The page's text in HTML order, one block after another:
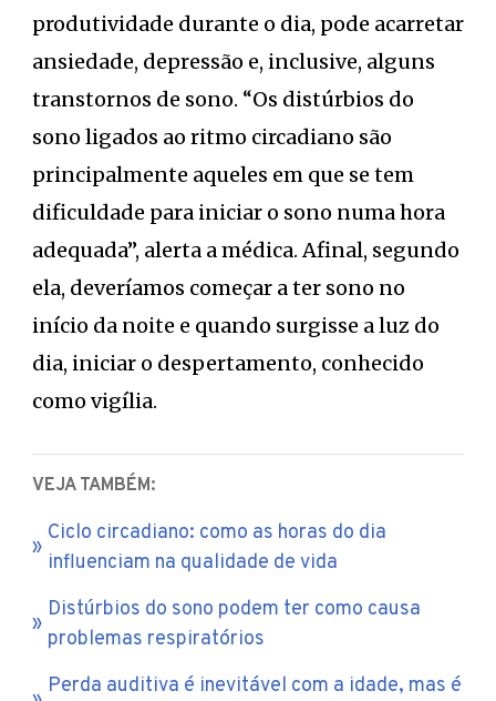
produtividade durante o dia, pode acarretar
ansiedade, depressão e, inclusive, alguns
transtornos de sono. “Os distúrbios do
sono ligados ao ritmo circadiano são
principalmente aqueles em que se tem
dificuldade para iniciar o sono numa hora
adequada”, alerta a médica. Afinal, segundo
ela, deveríamos começar a ter sono no
início da noite e quando surgisse a luz do
dia, iniciar o despertamento, conhecido
como vigília.
VEJA TAMBÉM:
Ciclo circadiano: como as horas do dia
influenciam na qualidade de vida
Distúrbios do sono podem ter como causa
problemas respiratórios
Perda auditiva é inevitável com a idade, mas é